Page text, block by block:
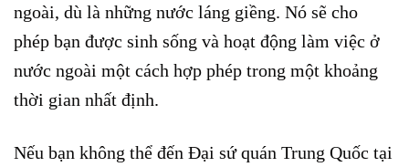
ngoài, dù là những nước láng giềng. Nó sẽ cho
phép bạn được sinh sống và hoạt động làm việc ở
nước ngoài một cách hợp phép trong một khoảng
thời gian nhất định.
Nếu bạn không thể đến Đại sứ quán Trung Quốc tại